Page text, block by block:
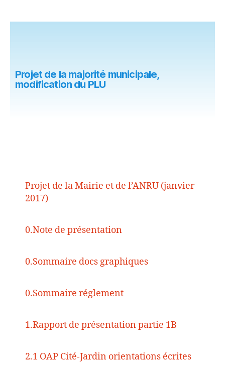
Projet de la majorité municipale,
modification du PLU
Projet de la Mairie et de l’ANRU (janvier
2017)
0.Note de présentation
0.Sommaire docs graphiques
0.Sommaire réglement
1.Rapport de présentation partie 1B
2.1 OAP Cité-Jardin orientations écrites